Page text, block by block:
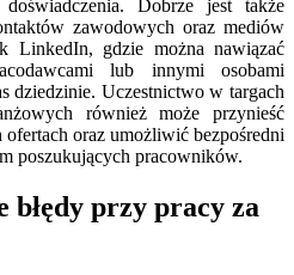
Dobrze jest także
zawodowych oraz mediów
LinkedIn, gdzie można nawiązać
lub innymi osobami
dziedzinie. Uczestnictwo w targach
również może przynieść
oraz umożliwić bezpośredni
poszukujących pracowników.
błędy przy pracy za